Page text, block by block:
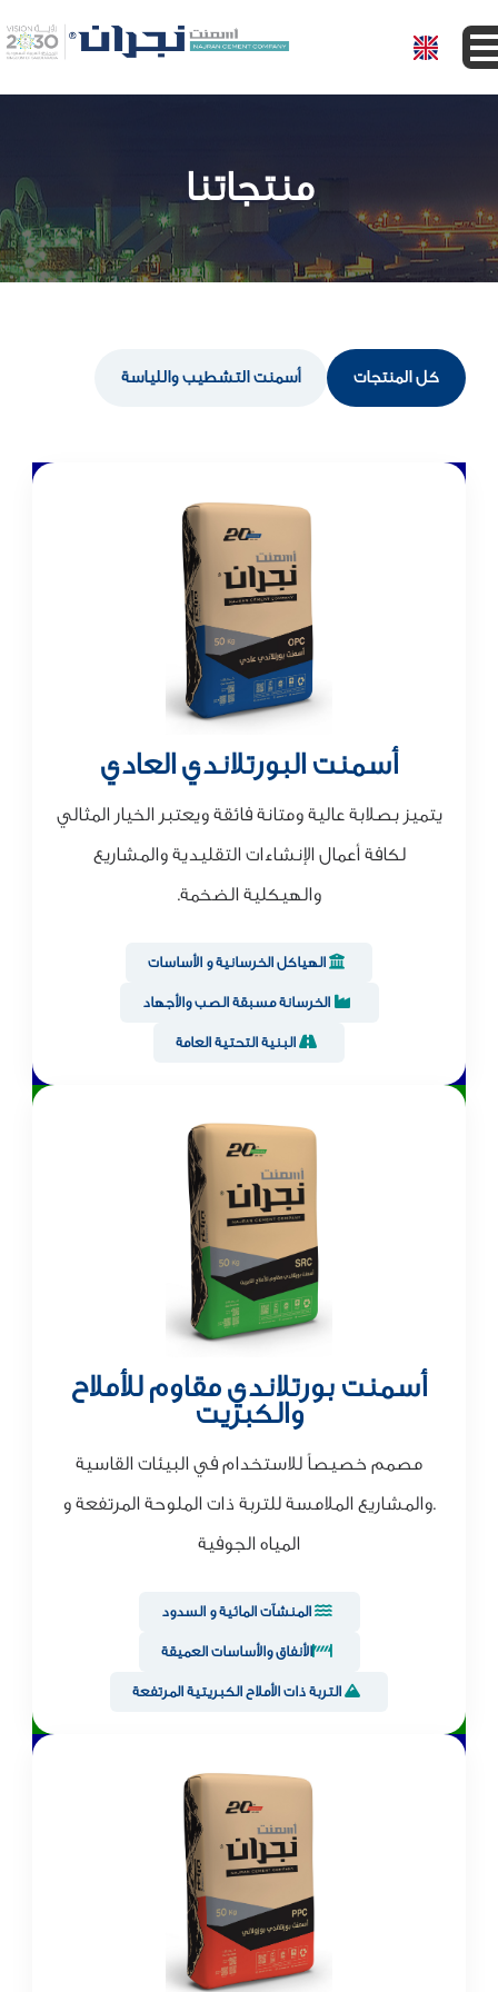
المنتجات
الخدمات
المركز الأعلامي
منتجاتنا
كل المنتجات أسمنت التشطيب واللياسة
أسمنت البورتلاندي العادي
يتميز بصلابة عالية ومتانة فائقة ويعتبر الخيار المثالي
لكافة أعمال الإنشاءات التقليدية والمشاريع
والهيكلية الضخمة.
الهياكل الخرسانية و الأساسات
الخرسانة مسبقة الصب والأجهاد
البنية التحتية العامة
أسمنت بورتلاندي مقاوم للأملاح
والكبريت
مصمم خصيصاً للاستخدام في البيئات القاسية
.والمشاريع الملامسة للتربة ذات الملوحة المرتفعة و
المياه الجوفية
المنشآت المائية و السدود
الأنفاق والأساسات العميقة
التربة ذات الأملاح الكبريتية المرتفعة